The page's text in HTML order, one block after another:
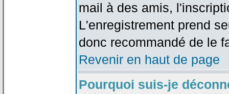
mail à des amis,
L'enregistrement prend
donc recommandé de le
Revenir en haut de page
Pourquoi suis-je